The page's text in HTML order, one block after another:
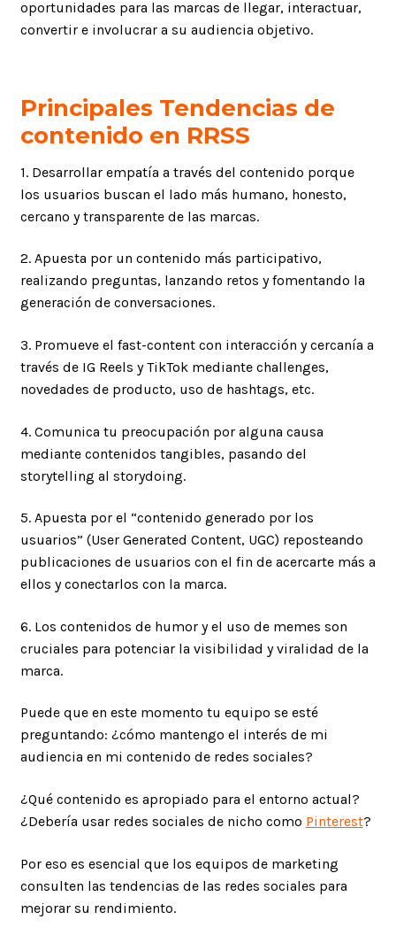
oportunidades para las marcas de llegar, interactuar,
convertir e involucrar a su audiencia objetivo.
Principales Tendencias de
contenido en RRSS
1. Desarrollar empatía a través del contenido porque
los usuarios buscan el lado más humano, honesto,
cercano y transparente de las marcas.
2. Apuesta por un contenido más participativo,
realizando preguntas, lanzando retos y fomentando la
generación de conversaciones.
3. Promueve el fast-content con interacción y cercanía a
través de IG Reels y TikTok mediante challenges,
novedades de producto, uso de hashtags, etc.
4. Comunica tu preocupación por alguna causa
mediante contenidos tangibles, pasando del
storytelling al storydoing.
5. Apuesta por el “contenido generado por los
usuarios” (User Generated Content, UGC) reposteando
publicaciones de usuarios con el fin de acercarte más a
ellos y conectarlos con la marca.
6. Los contenidos de humor y el uso de memes son
cruciales para potenciar la visibilidad y viralidad de la
marca.
Puede que en este momento tu equipo se esté
preguntando: ¿cómo mantengo el interés de mi
audiencia en mi contenido de redes sociales?
¿Qué contenido es apropiado para el entorno actual?
¿Debería usar redes sociales de nicho como Pinterest?
Por eso es esencial que los equipos de marketing
consulten las tendencias de las redes sociales para
mejorar su rendimiento.